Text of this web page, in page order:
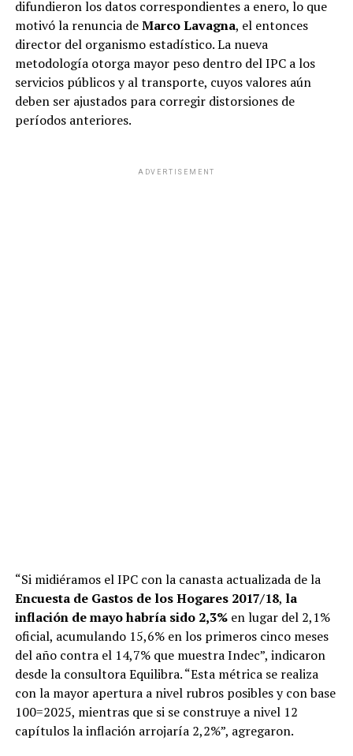
difundieron los datos correspondientes a enero, lo que
motivó la renuncia deMarco Lavagna, el entonces
director del organismo estadístico. La nueva
metodología otorga mayor peso dentro del IPC a los
servicios públicos y al transporte, cuyos valores aún
deben ser ajustados para corregir distorsiones de
períodos anteriores.
ADVERTISEMENT
“Si midiéramos el IPC con la canasta actualizada de la
Encuesta de Gastos de los Hogares 2017/18, la
inflación de mayo habría sido 2,3%en lugar del 2,1%
oficial, acumulando 15,6% en los primeros cinco meses
del año contra el 14,7% que muestra Indec”, indicaron
desde la consultora Equilibra. “Esta métrica se realiza
con la mayor apertura a nivel rubros posibles y con base
100=2025, mientras que si se construye a nivel 12
capítulos la inflación arrojaría 2,2%”, agregaron.